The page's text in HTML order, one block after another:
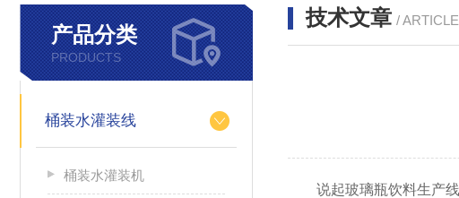
产品分类
PRODUCTS
桶装水灌装线
桶装水灌装机
技术文章 / ARTICLE
说起玻璃瓶饮料生产线